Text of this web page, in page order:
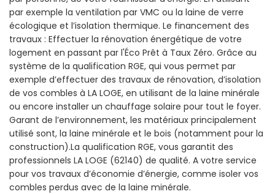
par exemple la ventilation par VMC ou la laine de verre
écologique et l’isolation thermique. Le financement des
travaux : Effectuer la rénovation énergétique de votre
logement en passant par l'Éco Prêt à Taux Zéro. Grâce au
système de la qualification RGE, qui vous permet par
exemple d’effectuer des travaux de rénovation, d’isolation
de vos combles à LA LOGE, en utilisant de la laine minérale
ou encore installer un chauffage solaire pour tout le foyer.
Garant de l’environnement, les matériaux principalement
utilisé sont, la laine minérale et le bois (notamment pour la
construction).La qualification RGE, vous garantit des
professionnels LA LOGE (62140) de qualité. A votre service
pour vos travaux d’économie d’énergie, comme isoler vos
combles perdus avec de la laine minérale.